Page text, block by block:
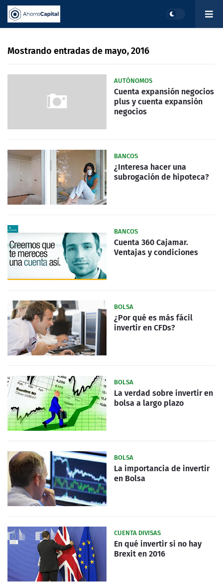
Mostrando entradas de mayo, 2016
AUTÓNOMOS
Cuenta expansión negocios
plus y cuenta expansión
negocios
BANCOS
¿Interesa hacer una
subrogación de hipoteca?
BANCOS
Cuenta 360 Cajamar.
Ventajas y condiciones
BOLSA
¿Por qué es más fácil
invertir en CFDs?
BOLSA
La verdad sobre invertir en
bolsa a largo plazo
BOLSA
La importancia de invertir
en Bolsa
CUENTA DIVISAS
En qué invertir si no hay
Brexit en 2016